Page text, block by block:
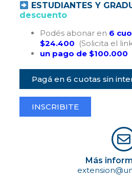
ESTUDIANTES Y
descuento
Podés abonar en 6
$24.400 (Solicita el
un pago de $100.000
Pagá en 6 cuotas sin
INSCRIBITE
Más